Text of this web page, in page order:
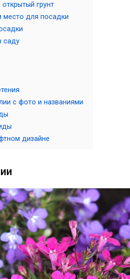
грунт
место для посадки
саду
с фото и названиями
дизайне